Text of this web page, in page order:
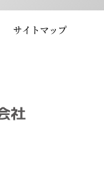
サイトマップ